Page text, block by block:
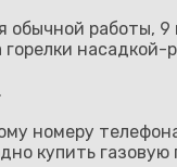
обычной работы,
насадкой-
номеру
купить газовую